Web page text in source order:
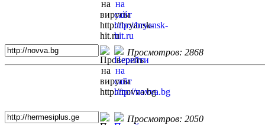
Просмотров: 2868
Просмотров: 2050